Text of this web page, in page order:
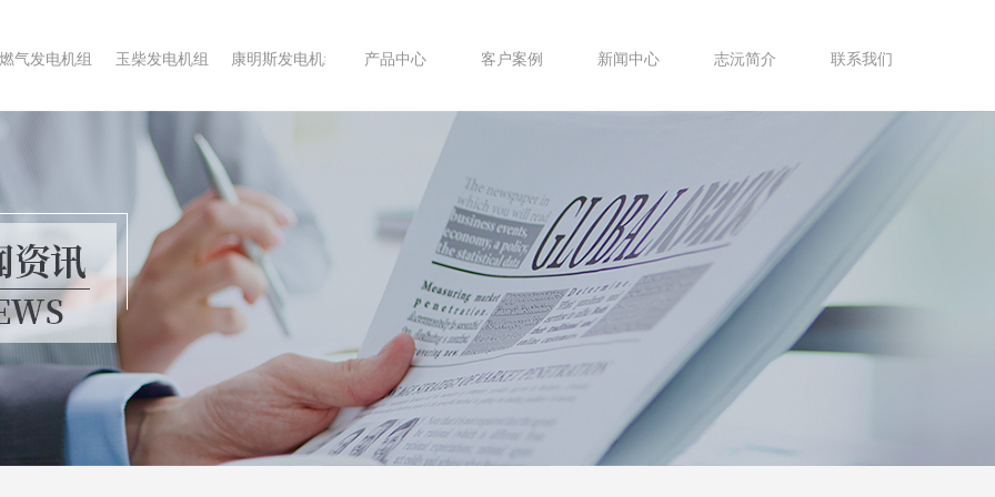
气发电机组 玉柴发电机组 康明斯发电机组 产品中心 客户案例 新闻中心 志沅简介 联系我们